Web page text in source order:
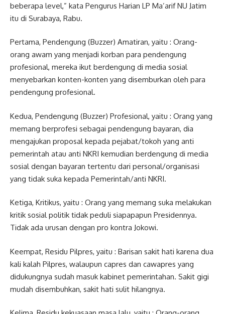
beberapa level,” kata Pengurus Harian LP Ma’arif NU Jatim
itu di Surabaya, Rabu.
Pertama, Pendengung (Buzzer) Amatiran, yaitu : Orang-
orang awam yang menjadi korban para pendengung
profesional, mereka ikut berdengung di media sosial
menyebarkan konten-konten yang disemburkan oleh para
pendengung profesional.
Kedua, Pendengung (Buzzer) Profesional, yaitu : Orang yang
memang berprofesi sebagai pendengung bayaran, dia
mengajukan proposal kepada pejabat/tokoh yang anti
pemerintah atau anti NKRI kemudian berdengung di media
sosial dengan bayaran tertentu dari personal/organisasi
yang tidak suka kepada Pemerintah/anti NKRI.
Ketiga, Kritikus, yaitu : Orang yang memang suka melakukan
kritik sosial politik tidak peduli siapapapun Presidennya.
Tidak ada urusan dengan pro kontra Jokowi.
Keempat, Residu Pilpres, yaitu : Barisan sakit hati karena dua
kali kalah Pilpres, walaupun capres dan cawapres yang
didukungnya sudah masuk kabinet pemerintahan. Sakit gigi
mudah disembuhkan, sakit hati sulit hilangnya.